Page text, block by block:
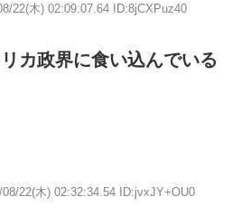
22(木) 02:09:07.64 ID:8jCXPuz40
カ政界に食い込んでいる
08/22(木) 02:32:34.54 ID:jvxJY+OU0